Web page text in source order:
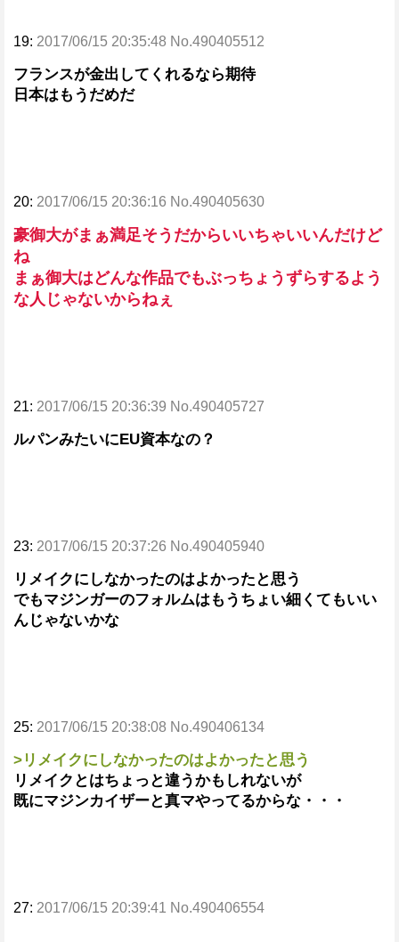
19: 2017/06/15 20:35:48 No.490405512
フランスが金出してくれるなら期待
日本はもうだめだ
20: 2017/06/15 20:36:16 No.490405630
豪御大がまぁ満足そうだからいいちゃいいんだけど
ね
まぁ御大はどんな作品でもぶっちょうずらするよう
な人じゃないからねぇ
21: 2017/06/15 20:36:39 No.490405727
ルパンみたいにEU資本なの？
23: 2017/06/15 20:37:26 No.490405940
リメイクにしなかったのはよかったと思う
でもマジンガーのフォルムはもうちょい細くてもいい
んじゃないかな
25: 2017/06/15 20:38:08 No.490406134
>リメイクにしなかったのはよかったと思う
リメイクとはちょっと違うかもしれないが
既にマジンカイザーと真マやってるからな・・・
27: 2017/06/15 20:39:41 No.490406554